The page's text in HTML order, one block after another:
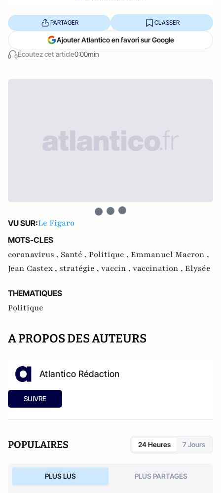
Écoutez cet article0:00min
PARTAGER CLASSER
Ajouter Atlantico en favori sur Google
VU SUR:Le Figaro
MOTS-CLES
coronavirus , Santé , Politique , Emmanuel Macron ,
Jean Castex , stratégie , vaccin , vaccination , Elysée
THEMATIQUES
Politique
A PROPOS DES AUTEURS
Atlantico Rédaction
SUIVRE
POPULAIRES 24 Heures 7 Jours
PLUS LUS PLUS PARTAGES